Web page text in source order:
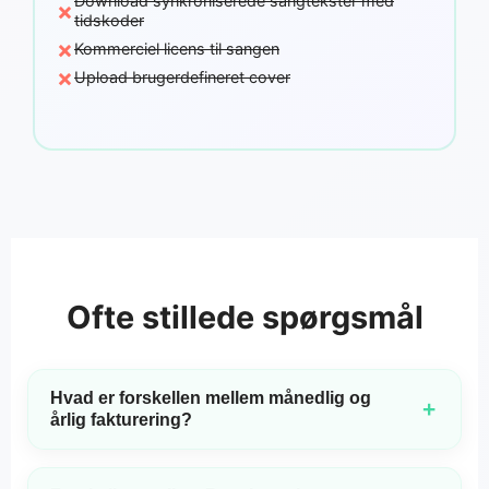
×tidskoder
×Kommerciel licens til sangen
×Upload brugerdefineret cover
Ofte stillede spørgsmål
Hvad er forskellen mellem månedlig og
årlig fakturering?
+